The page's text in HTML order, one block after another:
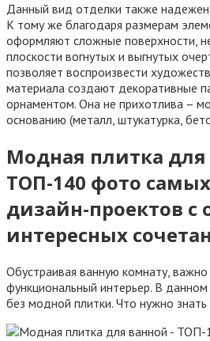
Данный вид отделки также
К тому же благодаря размерам
оформляют сложные поверхности,
плоскости вогнутых и выгнутых
позволяет воспроизвести
материала создают декоративные
орнаментом. Она не прихотлива –
основанию (металл, штукатурка,
Модная плитка
ТОП-140 фото
дизайн-проектов с
интересных
Обустраивая ванную комнату,
функциональный интерьер. В
без модной плитки. Что нужно знать